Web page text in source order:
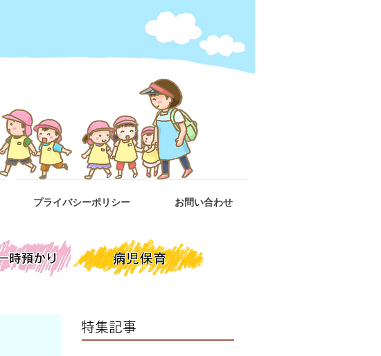
プライバシーポリシー お問い合わせ
特集記事